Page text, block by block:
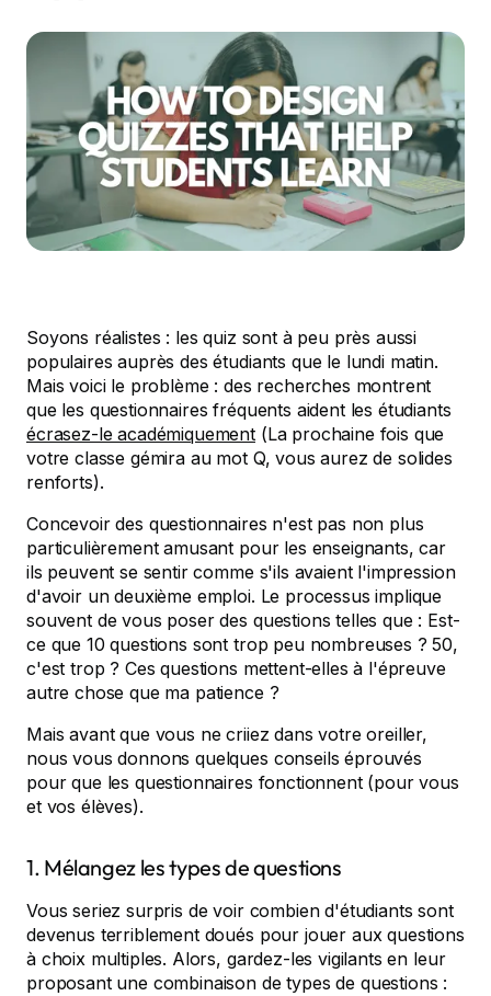
Soyons réalistes : les quiz sont à peu près aussi
populaires auprès des étudiants que le lundi matin.
Mais voici le problème : des recherches montrent
que les questionnaires fréquents aident les étudiants
écrasez-le académiquement (La prochaine fois que
votre classe gémira au mot Q, vous aurez de solides
renforts).
Concevoir des questionnaires n'est pas non plus
particulièrement amusant pour les enseignants, car
ils peuvent se sentir comme s'ils avaient l'impression
d'avoir un deuxième emploi. Le processus implique
souvent de vous poser des questions telles que : Est-
ce que 10 questions sont trop peu nombreuses ? 50,
c'est trop ? Ces questions mettent-elles à l'épreuve
autre chose que ma patience ?
Mais avant que vous ne criiez dans votre oreiller,
nous vous donnons quelques conseils éprouvés
pour que les questionnaires fonctionnent (pour vous
et vos élèves).
1. Mélangez les types de questions
Vous seriez surpris de voir combien d'étudiants sont
devenus terriblement doués pour jouer aux questions
à choix multiples. Alors, gardez-les vigilants en leur
proposant une combinaison de types de questions :